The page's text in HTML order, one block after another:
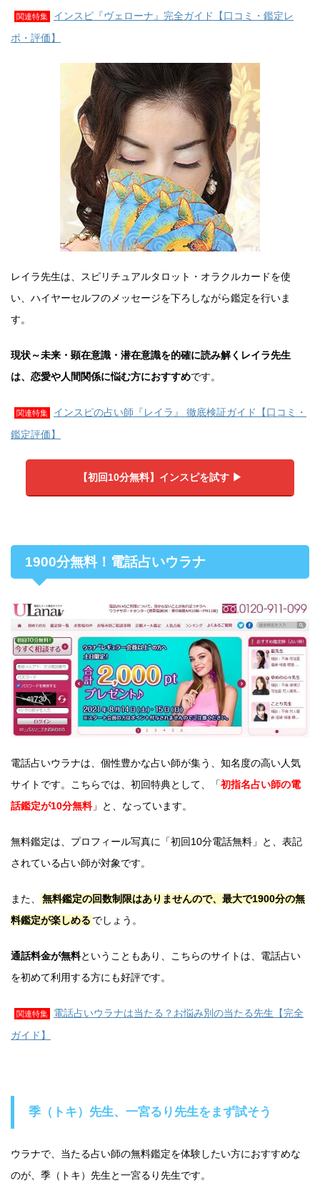
関連特集
インスピ『ヴェローナ』完全ガイド【口コミ・鑑定レ
ポ・評価】
レイラ先生は、スピリチュアルタロット・オラクルカードを使
い、ハイヤーセルフのメッセージを下ろしながら鑑定を行いま
す。
現状～未来・顕在意識・潜在意識を的確に読み解くレイラ先生
は、恋愛や人間関係に悩む方におすすめです。
関連特集
インスピの占い師『レイラ』 徹底検証ガイド【口コミ・
鑑定評価】
【初回10分無料】インスピを試す ▶︎
1900分無料！電話占いウラナ
電話占いウラナは、個性豊かな占い師が集う、知名度の高い人気
サイトです。こちらでは、初回特典として、「初指名占い師の電
話鑑定が10分無料」と、なっています。
無料鑑定は、プロフィール写真に「初回10分電話無料」と、表記
されている占い師が対象です。
また、
無料鑑定の回数制限はありませんので、最大で1900分の無
料鑑定が楽しめる でしょう。
通話料金が無料ということもあり、こちらのサイトは、電話占い
を初めて利用する方にも好評です。
関連特集
電話占いウラナは当たる？お悩み別の当たる先生【完全
ガイド】
季（トキ）先生、一宮るり先生をまず試そう
ウラナで、当たる占い師の無料鑑定を体験したい方におすすめな
のが、季（トキ）先生と一宮るり先生です。